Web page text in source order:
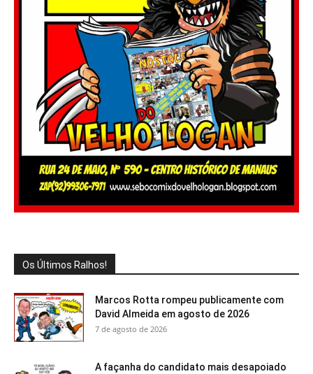
Os Últimos Ralhos!
Marcos Rotta rompeu publicamente com
David Almeida em agosto de 2026
7 de agosto de 2026
A façanha do candidato mais desapoiado